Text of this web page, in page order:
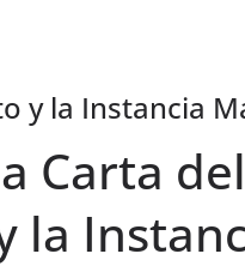
y la Instancia
Carta del
la